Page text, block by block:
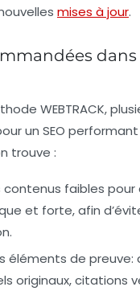
mises à jour.
dans
WEBTRACK,
un SEO
trouve :
contenus faibles pour
et forte, afin
éléments de preuve:
originaux, citations